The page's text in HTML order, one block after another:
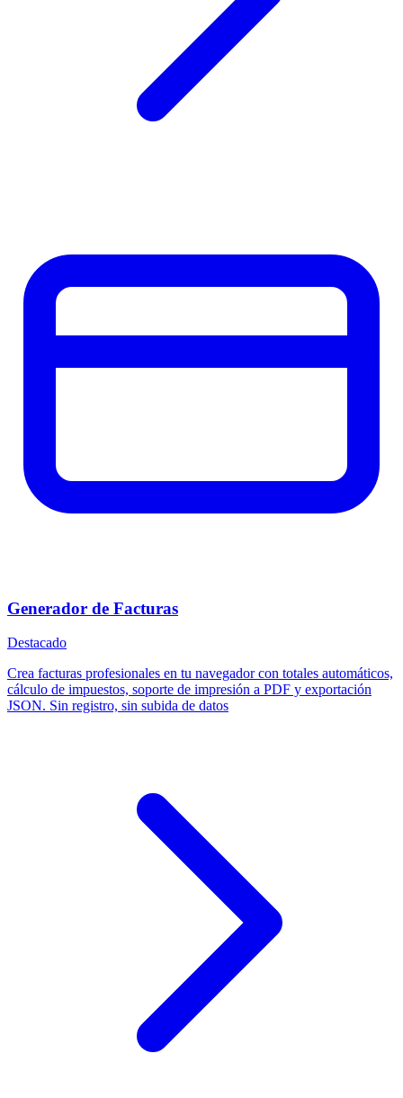
Generador de Facturas
Destacado
Crea facturas profesionales en tu navegador con totales automáticos,
cálculo de impuestos, soporte de impresión a PDF y exportación
JSON. Sin registro, sin subida de datos